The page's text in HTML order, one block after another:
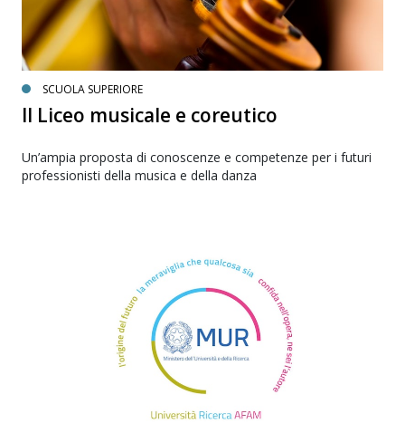
SCUOLA SUPERIORE
Il Liceo musicale e coreutico
Un’ampia proposta di conoscenze e competenze per i futuri
professionisti della musica e della danza